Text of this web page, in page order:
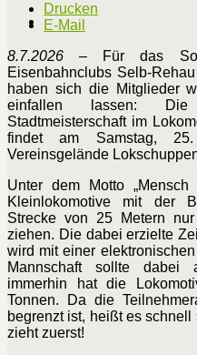
Drucken
E-Mail
8.7.2026 – Für das
Eisenbahnclubs Selb-
haben sich die Mitglieder
einfallen lassen:
Stadtmeisterschaft im
findet am Samstag,
Vereinsgelände
Unter dem Motto
Kleinlokomotive mit der
Strecke von 25 Metern
ziehen. Die dabei erzielte
wird mit einer
Mannschaft sollte dabei
immerhin hat die
Tonnen. Da die
begrenzt ist, heißt es
zieht zuerst!